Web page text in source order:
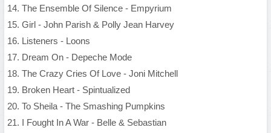
14. The Ensemble Of Silence - Empyrium
15. Girl - John Parish & Polly Jean Harvey
16. Listeners - Loons
17. Dream On - Depeche Mode
18. The Crazy Cries Of Love - Joni Mitchell
19. Broken Heart - Spintualized
20. To Sheila - The Smashing Pumpkins
21. I Fought In A War - Belle & Sebastian